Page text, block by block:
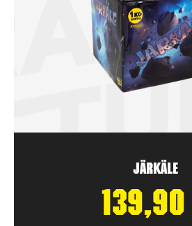
Järkäle
139,90